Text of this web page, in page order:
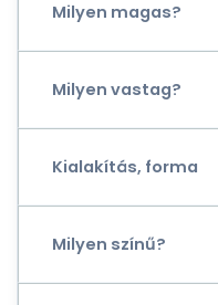
Milyen magas?
Milyen vastag?
Kialakítás, forma
Milyen színű?